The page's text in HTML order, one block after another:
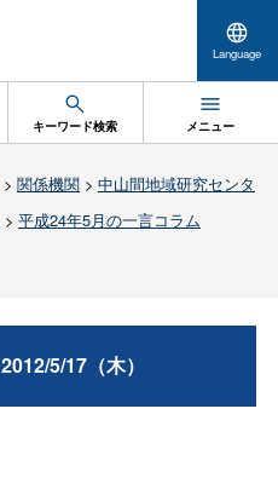
Language
キーワード検索 メニュー
> 関係機関> 中山間地域研究センタ
> 平成24年5月の一言コラム
2012/5/17（木）